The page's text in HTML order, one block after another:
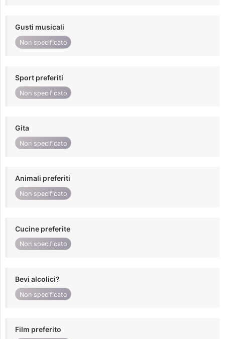
Gusti musicali
Non specificato
Sport preferiti
Non specificato
Gita
Non specificato
Animali preferiti
Non specificato
Cucine preferite
Non specificato
Bevi alcolici?
Non specificato
Film preferito